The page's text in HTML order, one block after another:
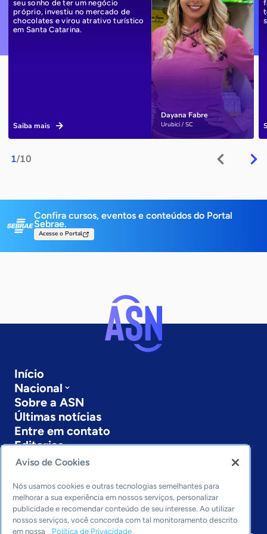
1/10
Dayana Fabre
Urubici / SC
seu sonho de ter um negócio
próprio, investiu no mercado de
chocolates e virou atrativo turístico
em Santa Catarina.
Saiba mais
Confira cursos, eventos e conteúdos do Portal
Sebrae.
Acesse o Portal
Início
Nacional
Sobre a ASN
Últimas notícias
Entre em contato
Editorias
Economia & Política
Inovação & Tecnologia
Cultura empreendedora
Dados
Arquivo
Aviso de Cookies
Nós usamos cookies e outras tecnologias semelhantes para
melhorar a sua experiência em nossos serviços, personalizar
publicidade e recomendar conteúdo de seu interesse. Ao utilizar
nossos serviços, você concorda com tal monitoramento descrito
em nossa
Política de Privacidade